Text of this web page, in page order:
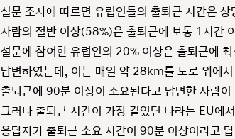
설문 조사에 따르면 유럽인들의 출퇴근 시간은
사람의 절반 이상(58%)은 출퇴근에 보통 1시간
설문에 참여한 유럽인의 20% 이상은 출퇴근에
답변하였는데, 이는 매일 약 28km를 도로 위에
출퇴근에 90분 이상이 소요된다고 답변한 사람
그러나 출퇴근 시간이 가장 길었던 나라는 EU에
응답자가 출퇴근 소요 시간이 90분 이상이라고